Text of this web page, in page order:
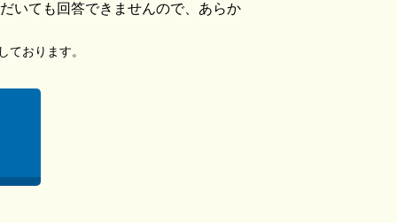
いても回答できませんので、あらか
おります。